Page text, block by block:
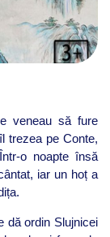
veneau să fure
trezea pe Conte,
o noapte însă
iar un hoț a
dă ordin Slujnicei